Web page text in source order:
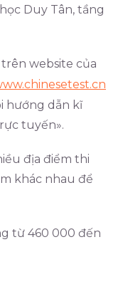
Duy Tân, tầng
trên website của
hướng dẫn kĩ
tuyến».
địa điểm thi
khác nhau để
từ 460 000 đến